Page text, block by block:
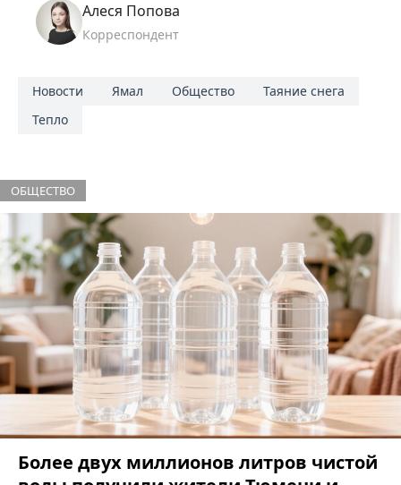
Алеся Попова
Корреспондент
Новости Ямал Общество
Таяние снега
Тепло
ОБЩЕСТВО
Более двух миллионов литров чистой